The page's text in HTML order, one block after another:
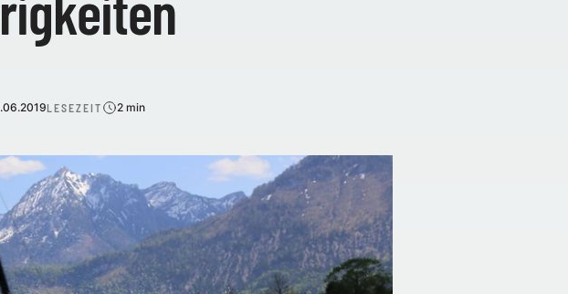
LESEZEIT 2 min